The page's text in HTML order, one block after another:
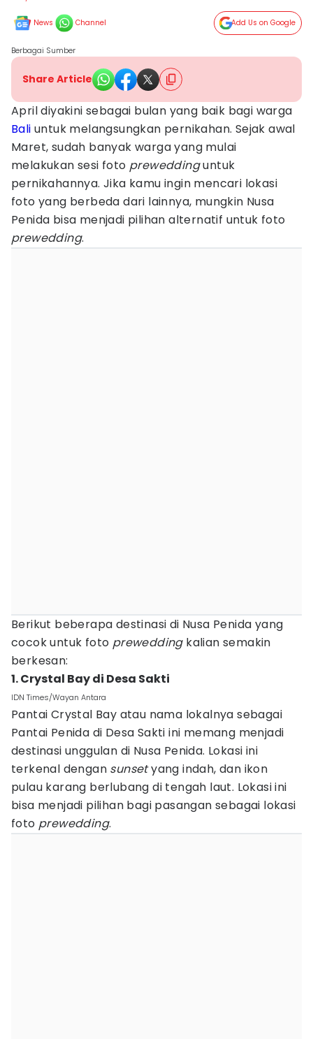
News Channel Add Us on Google
Berbagai Sumber
Share Article
April diyakini sebagai bulan yang baik bagi warga
Bali untuk melangsungkan pernikahan. Sejak awal
Maret, sudah banyak warga yang mulai
melakukan sesi foto preweddinguntuk
pernikahannya. Jika kamu ingin mencari lokasi
foto yang berbeda dari lainnya, mungkin Nusa
Penida bisa menjadi pilihan alternatif untuk foto
prewedding.
Berikut beberapa destinasi di Nusa Penida yang
cocok untuk foto prewedding kalian semakin
berkesan:
1. Crystal Bay di Desa Sakti
IDN Times/Wayan Antara
Pantai Crystal Bay atau nama lokalnya sebagai
Pantai Penida di Desa Sakti ini memang menjadi
destinasi unggulan di Nusa Penida. Lokasi ini
terkenal dengan sunsetyang indah, dan ikon
pulau karang berlubang di tengah laut. Lokasi ini
bisa menjadi pilihan bagi pasangan sebagai lokasi
foto prewedding.